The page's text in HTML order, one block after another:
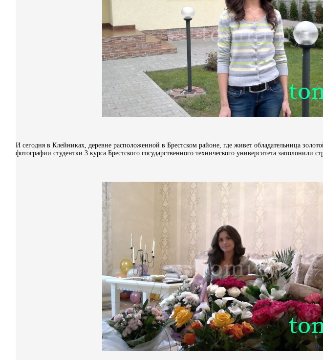
И сегодня в Клейниках, деревне расположенной в Брестском районе, где живет обладательница
фотографии студентки 3 курса Брестского государственного технического университета заполонили